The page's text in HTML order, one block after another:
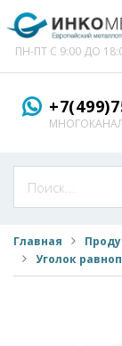
ПН-ПТ С 9:00 ДО
Главная
Уголок